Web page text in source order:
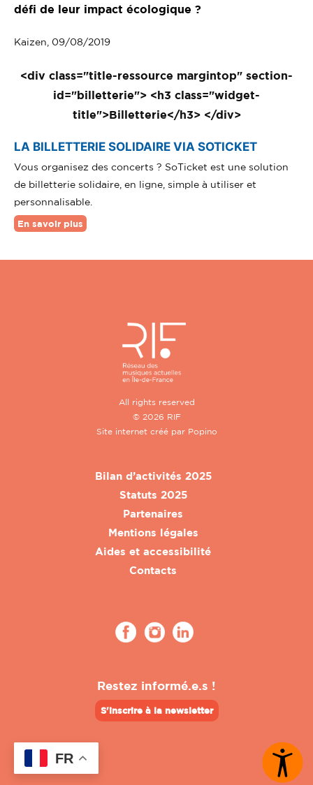
défi de leur impact écologique ?
Kaizen, 09/08/2019
<div class="title-ressource margintop" section-
id="billetterie"> <h3 class="widget-
title">Billetterie</h3> </div>
LA BILLETTERIE SOLIDAIRE VIA SOTICKET
Vous organisez des concerts ? SoTicket est une solution
de billetterie solidaire, en ligne, simple à utiliser et
personnalisable.
En savoir plus
All rights reserved
© 2026 RIF
Site internet créé par Popino
Bilan d’activités 2025
Statuts 2025
Partenaires
Mentions légales
Aides et accessibilité
Contacts
Restez informé.e.s !
S'inscrire à la newsletter
FR